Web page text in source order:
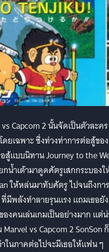
Capcom 2 นั้นจัดเป็นตัวละคร
ยเฉพาะ ซึ่งท่วงท่าการต่อสู้ของ
สู้แบบนิทาน Journey to the
กน้ำเต้ามาดูดศัตรูเสกกระบอง
ให้หล่นมาทับศัตรู ไปจนถึงการ
มีพลังทำลายรุนแรง แถมเธอยั
งคนเล่นเกมเป็นอย่างมาก แต่
vs Capcom 2 SonSon
ในภาคต่อไปจะมีเธอให้แฟน ๆ